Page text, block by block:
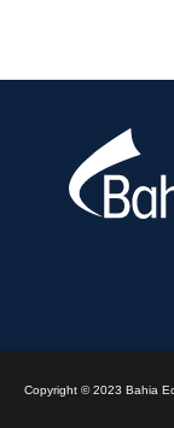
Copyright © 2023 Bahia